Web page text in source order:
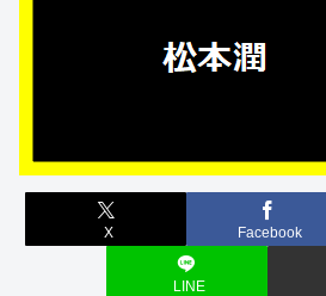
X Facebook
LINE